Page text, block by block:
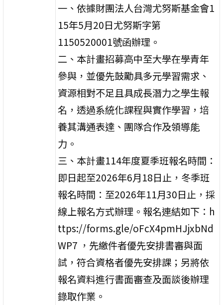
一、依據財團法人台灣尤努斯基金會1
15年5月20日尤努斯字第
1150520001號函辦理。
二、本計畫招募高中至大學在學青年
參與，並優先鼓勵具多元學習需求、
資源相對不足且具成長潛力之學生報
名，透過系統化課程與實作學習，培
養其溝通表達、團隊合作及領導能
力。
三、本計畫114年度夏季班報名時間：
即日起至2026年6月18日止，冬季班
報名時間：至2026年11月30日止，採
線上報名方式辦理。報名連結如下：h
ttps://forms.gle/oFcX4pmHJjxbNd
WP7 ，先繳件者優先安排書審與面
試，符合資格者優先安排課；另將依
報名資料進行書面審查及面談後辦理
錄取作業。